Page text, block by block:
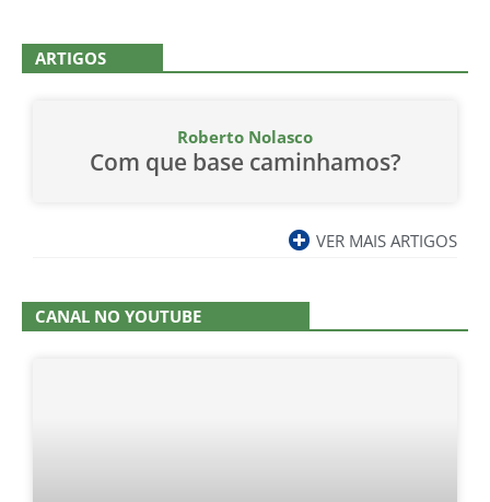
ARTIGOS
Roberto Nolasco
Com que base caminhamos?
VER MAIS ARTIGOS
CANAL NO YOUTUBE